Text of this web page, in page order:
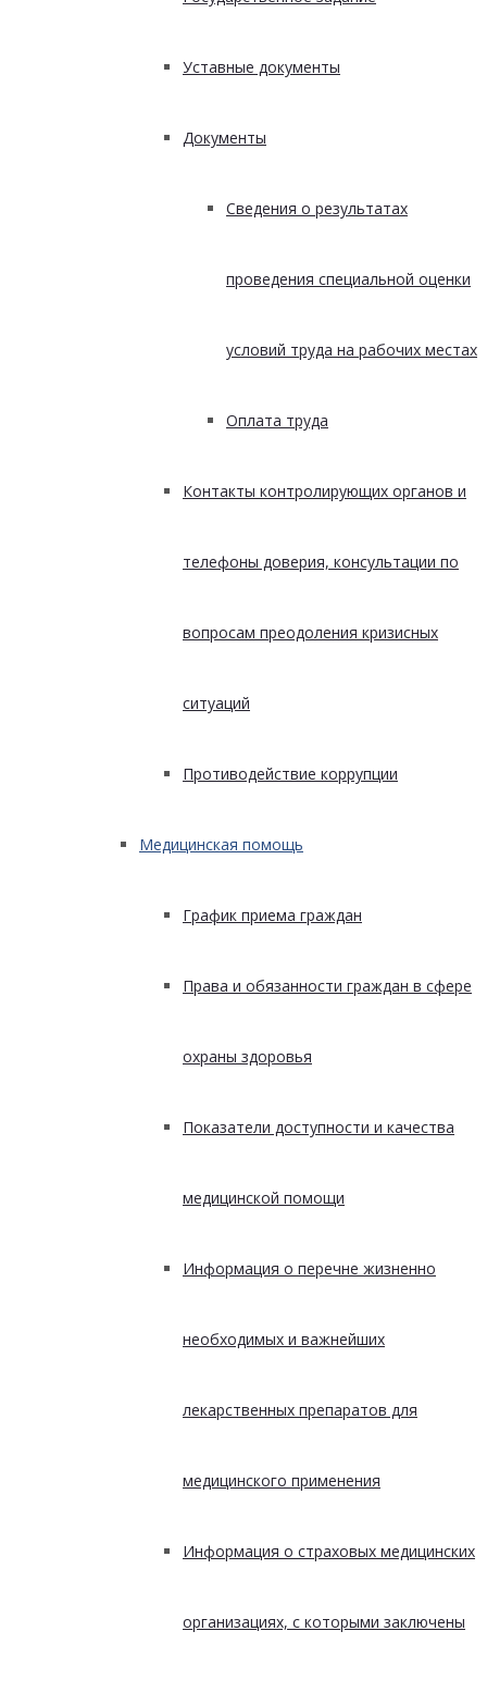
Уставные документы
Документы
Сведения о результатах
проведения специальной оценки
условий труда на рабочих местах
Оплата труда
Контакты контролирующих органов и
телефоны доверия, консультации по
вопросам преодоления кризисных
ситуаций
Противодействие коррупции
Медицинская помощь
График приема граждан
Права и обязанности граждан в сфере
охраны здоровья
Показатели доступности и качества
медицинской помощи
Информация о перечне жизненно
необходимых и важнейших
лекарственных препаратов для
медицинского применения
Информация о страховых медицинских
организациях, с которыми заключены